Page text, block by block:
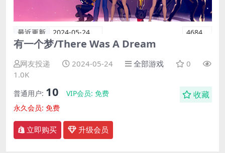
最近更新 2024-05-24 4684
有一个梦/There Was A Dream
网友投递 2024-05-24 全部游戏
0
1.0K
普通用户: 10 VIP会员: 免费
永久会员: 免费
收藏
立即购买 升级会员